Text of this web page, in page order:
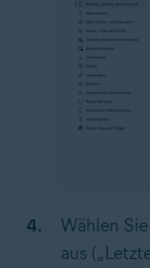
Wählen
aus